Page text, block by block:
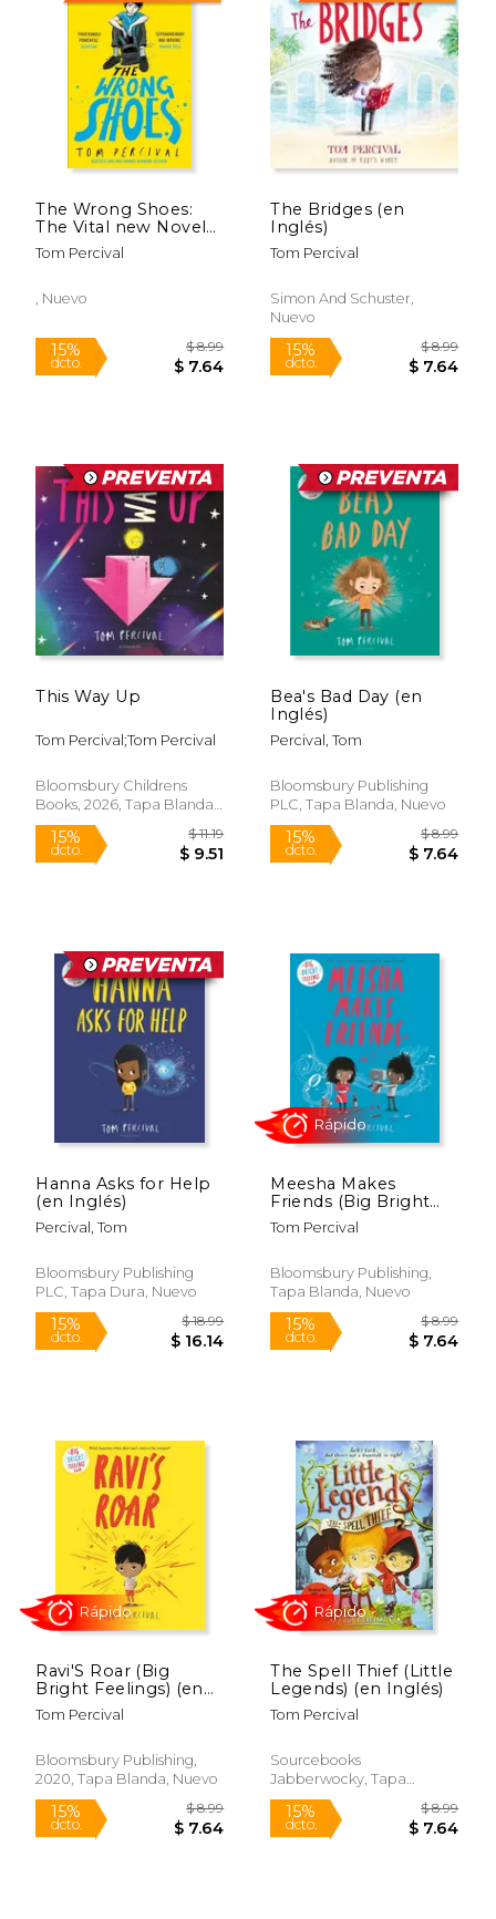
The Wrong Shoes:
The Vital new Novel
From the Bestselling
Creator of big Bright
Tom Percival
, Nuevo
15%
dcto.
$ 8.99
$ 7.64
The Bridges (en
Inglés)
Tom Percival
Simon And Schuster,
Nuevo
15%
dcto.
This Way Up
Tom Percival;Tom Percival
Bloomsbury Childrens
Books, 2026, Tapa Blanda,
Nuevo
15%
Bea's Bad Day (en
Inglés)
Percival, Tom
Bloomsbury Publishing
PLC, Tapa Blanda, Nuevo
15%
dcto.
Hanna Asks for Help
(en Inglés)
Percival, Tom
Bloomsbury Publishing
PLC, Tapa Dura, Nuevo
15%
dcto.
Meesha Makes
Friends (Big Bright
Feelings) (en Inglés)
Tom Percival
Bloomsbury Publishing,
Tapa Blanda, Nuevo
15%
dcto.
Ravi'S Roar (Big
Bright Feelings) (en
Inglés)
Tom Percival
Bloomsbury Publishing,
2020, Tapa Blanda, Nuevo
The Spell Thief (Little
Legends) (en Inglés)
Tom Percival
Sourcebooks
Jabberwocky, Tapa
Blanda, Nuevo